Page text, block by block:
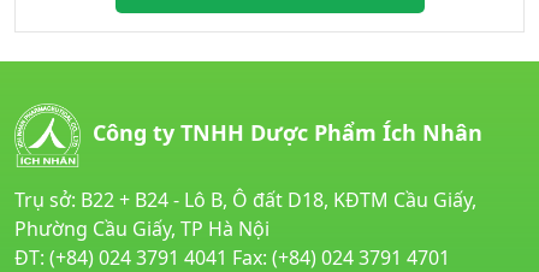
Công ty TNHH Dược Phẩm Ích Nhân
Trụ sở: B22 + B24 - Lô B, Ô đất D18, KĐTM Cầu Giấy,
Phường Cầu Giấy, TP Hà Nội
ĐT: (+84) 024 3791 4041 Fax: (+84) 024 3791 4701